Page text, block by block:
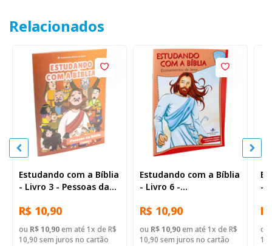
Relacionados
Estudando com a Bíblia
- Livro 3 - Pessoas da
R$ 10,90
ou R$ 10,90em até 1x de R$
10,90 sem juros no cartão
Estudando com a Bíblia
- Livro 6 -
R$ 10,90
ou R$ 10,90em até 1x de R$
10,90 sem juros no cartão
-
ou